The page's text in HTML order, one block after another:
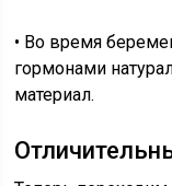
• Во время
гормонами
материал.